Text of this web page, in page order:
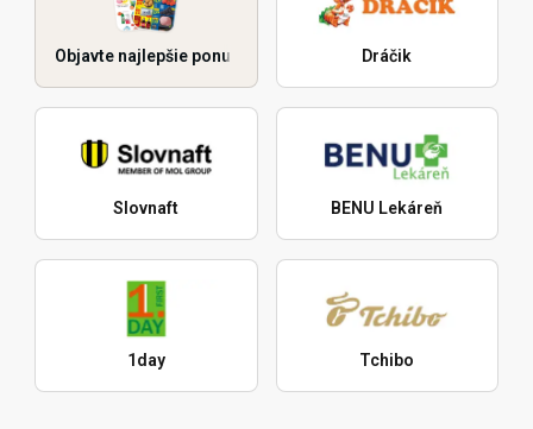
Objavte najlepšie ponuky Dráčik
Slovnaft BENU Lekáreň
1day Tchibo